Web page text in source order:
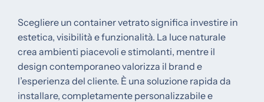
Scegliere un container vetrato significa investire in
estetica, visibilità e funzionalità. La luce naturale
crea ambienti piacevoli e stimolanti, mentre il
design contemporaneo valorizza il brand e
l’esperienza del cliente. È una soluzione rapida da
installare, completamente personalizzabile e